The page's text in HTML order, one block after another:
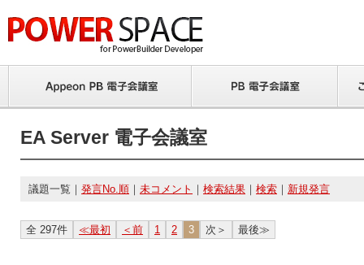
EA Server 電子会議室
議題一覧｜ 発言No.順 ｜ 未コメント ｜ 検索結果 ｜ 検索 ｜ 新規発言
全 297件 ≪最初 ＜前 1 2 3 次＞ 最後≫